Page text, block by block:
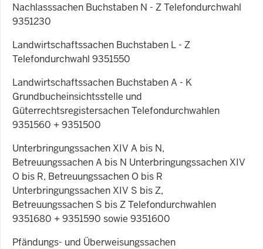
Nachlasssachen Buchstaben N - Z Telefondurchwahl
9351230
Landwirtschaftssachen Buchstaben L - Z
Telefondurchwahl 9351550
Landwirtschaftssachen Buchstaben A - K
Grundbucheinsichtsstelle und
Güterrechtsregistersachen Telefondurchwahlen
9351560 + 9351500
Unterbringungssachen XIV A bis N,
Betreuungssachen A bis N Unterbringungssachen XIV
O bis R, Betreuungssachen O bis R
Unterbringungssachen XIV S bis Z,
Betreuungssachen S bis Z Telefondurchwahlen
9351680 + 9351590 sowie 9351600
Pfändungs- und Überweisungssachen